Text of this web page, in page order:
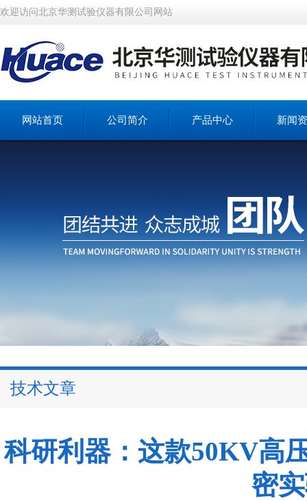
欢迎访问北京华测试验仪器有限公司网站
网站首页 公司简介 产品中心 新闻
技术文章
科研利器：这款50KV高
密